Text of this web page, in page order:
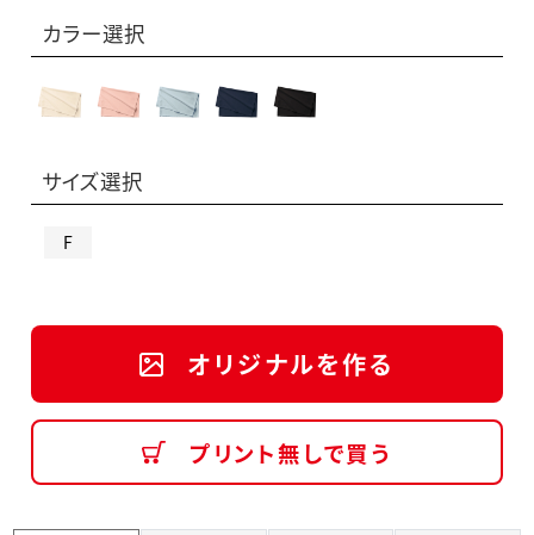
カラー選択
サイズ選択
F
オリジナルを作る
プリント無しで買う